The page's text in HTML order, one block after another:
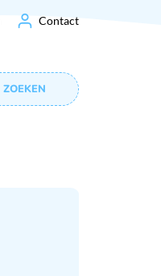
Contact
ZOEKEN